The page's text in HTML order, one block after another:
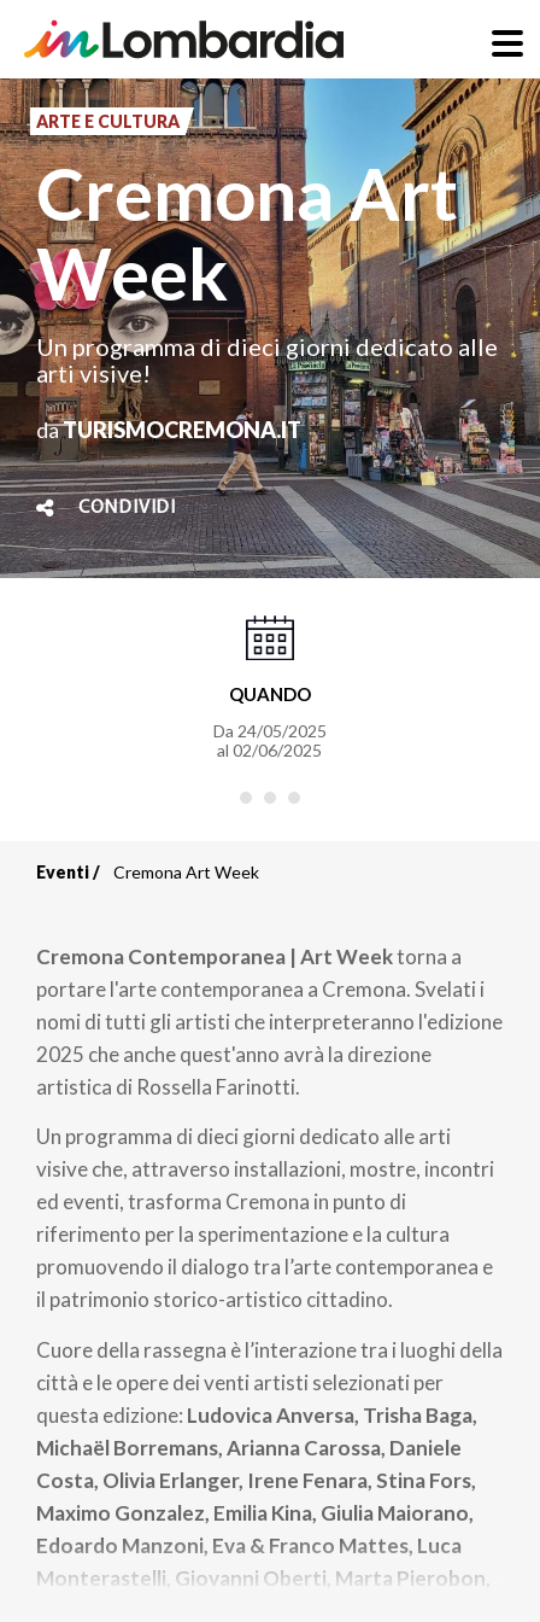
Salta
al
contenuto
principale
ARTE E CULTURA
Cremona Art
Week
Un programma di dieci giorni dedicato alle
arti visive!
daTURISMOCREMONA.IT
CONDIVIDI
QUANDO
Da 24/05/2025
al 02/06/2025
di
pane
Eventi Cremona Art Week
Cremona Contemporanea | Art Weektorna a
portare l'arte contemporanea a Cremona. Svelati i
nomi di tutti gli artisti che interpreteranno l'edizione
2025 che anche quest'anno avrà la direzione
artistica di Rossella Farinotti.
Un programma di dieci giorni dedicato alle arti
visive che, attraverso installazioni, mostre, incontri
ed eventi, trasforma Cremona in punto di
riferimento per la sperimentazione e la cultura
promuovendo il dialogo tra l’arte contemporanea e
il patrimonio storico-artistico cittadino.
Cuore della rassegna è l’interazione tra i luoghi della
città e le opere dei venti artisti selezionati per
questa edizione: Ludovica Anversa, Trisha Baga,
Michaël Borremans, Arianna Carossa, Daniele
Costa, Olivia Erlanger, Irene Fenara, Stina Fors,
Maximo Gonzalez, Emilia Kina, Giulia Maiorano,
Edoardo Manzoni, Eva & Franco Mattes, Luca
Monterastelli, Giovanni Oberti, Marta Pierobon,